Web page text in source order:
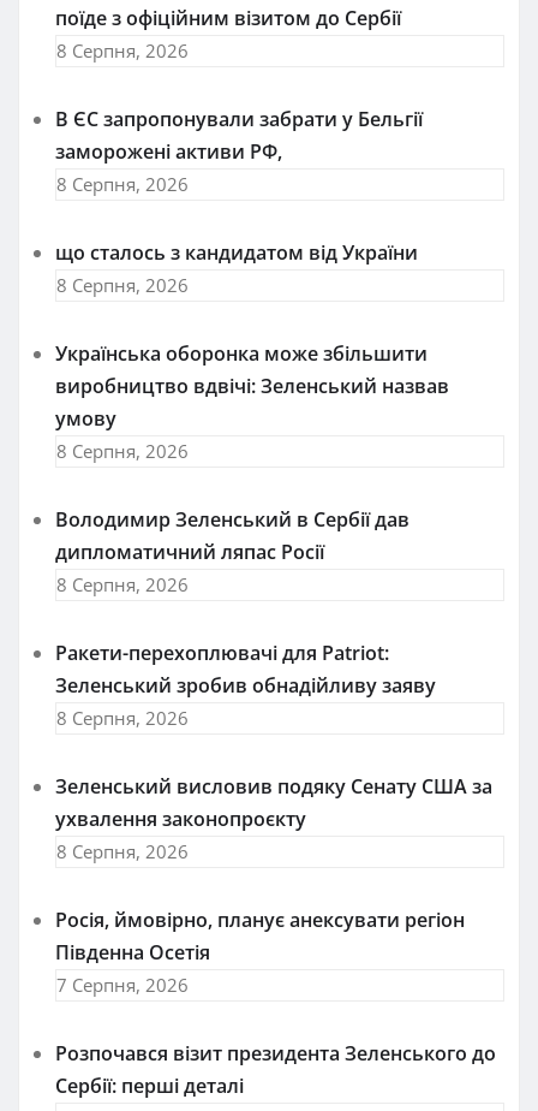
поїде з офіційним візитом до Сербії
8 Серпня, 2026
В ЄС запропонували забрати у Бельгії
заморожені активи РФ,
8 Серпня, 2026
що сталось з кандидатом від України
8 Серпня, 2026
Українська оборонка може збільшити
виробництво вдвічі: Зеленський назвав
умову
8 Серпня, 2026
Володимир Зеленський в Сербії дав
дипломатичний ляпас Росії
8 Серпня, 2026
Ракети-перехоплювачі для Patriot:
Зеленський зробив обнадійливу заяву
8 Серпня, 2026
Зеленський висловив подяку Сенату США за
ухвалення законопроєкту
8 Серпня, 2026
Росія, ймовірно, планує анексувати регіон
Південна Осетія
7 Серпня, 2026
Розпочався візит президента Зеленського до
Сербії: перші деталі